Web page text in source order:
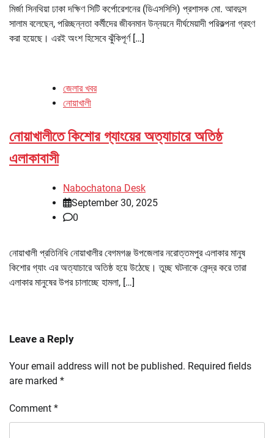
মির্জা সিনথিয়া ঢাকা দক্ষিণ সিটি কর্পোরেশনের (ডিএসসিসি) প্রশাসক মো. আবদুস
সালাম বলেছেন, পরিচ্ছন্নতা কর্মীদের জীবনমান উন্নয়নে দীর্ঘমেয়াদী পরিকল্পনা গ্রহণ
করা হয়েছে। এরই অংশ হিসেবে ঝুঁকিপূর্ণ […]
জেলার খবর
নোয়াখালী
নোয়াখালীতে কিশোর গ্যাংয়ের অত্যাচারে অতিষ্ঠ
এলাকাবাসী
Nabochatona Desk
September 30, 2025
0
নোয়াখালী প্রতিনিধি নোয়াখালীর বেগমগঞ্জ উপজেলার নরোত্তমপুর এলাকার মানুষ
কিশোর গ্যাং এর অত্যাচারে অতিষ্ঠ হয়ে উঠেছে। তুচ্ছ ঘটনাকে কেন্দ্র করে তারা
এলাকার মানুষের উপর চালাচ্ছে হামলা, […]
Leave a Reply
Your email address will not be published. Required fields
are marked *
Comment *